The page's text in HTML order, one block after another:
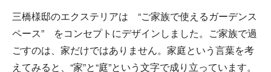
三橋様邸のエクステリアは “ご家族で使えるガーデンス
ペース” をコンセプトにデザインしました。ご家族で過
ごすのは、家だけではありません。家庭という言葉を考
えてみると、“家”と“庭”という文字で成り立っています。